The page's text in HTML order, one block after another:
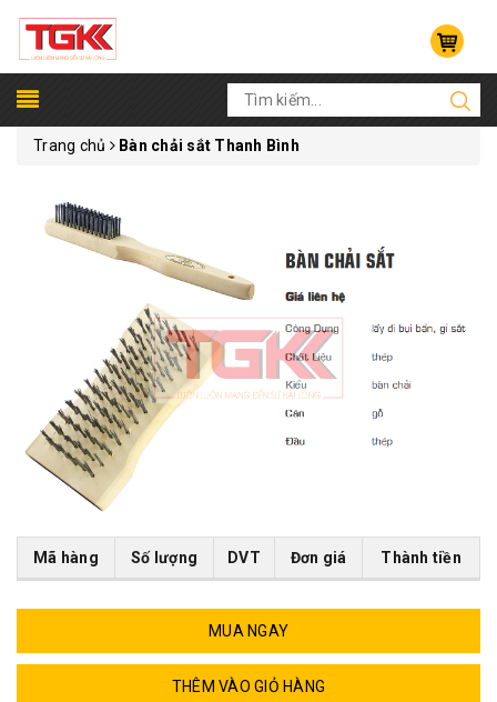
Trang chủ Bàn chải sắt Thanh Bình
Mã hàng Số lượng DVT Đơn giá Thành tiền
MUA NGAY
THÊM VÀO GIỎ HÀNG